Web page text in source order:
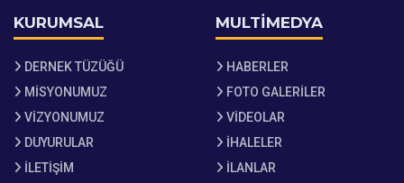
KURUMSAL
DERNEK TÜZÜĞÜ
MİSYONUMUZ
VİZYONUMUZ
DUYURULAR
İLETİŞİM
MULTİMEDYA
HABERLER
FOTO GALERİLER
VİDEOLAR
İHALELER
İLANLAR